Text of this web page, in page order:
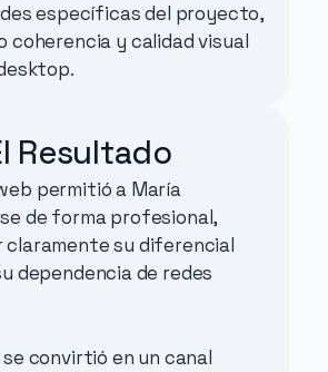
específicas del proyecto,
coherencia y calidad visual
permitió a María
de forma profesional,
claramente su diferencial
dependencia de redes
se convirtió en un canal
Resultado